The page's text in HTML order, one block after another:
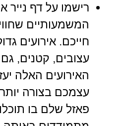
רישמו על דף נייר
המשמעותיים
חייכם. אירועים
עצובים, קטנים,
האירועים האלה
עצמכם בצורה
פאזל שלם בו